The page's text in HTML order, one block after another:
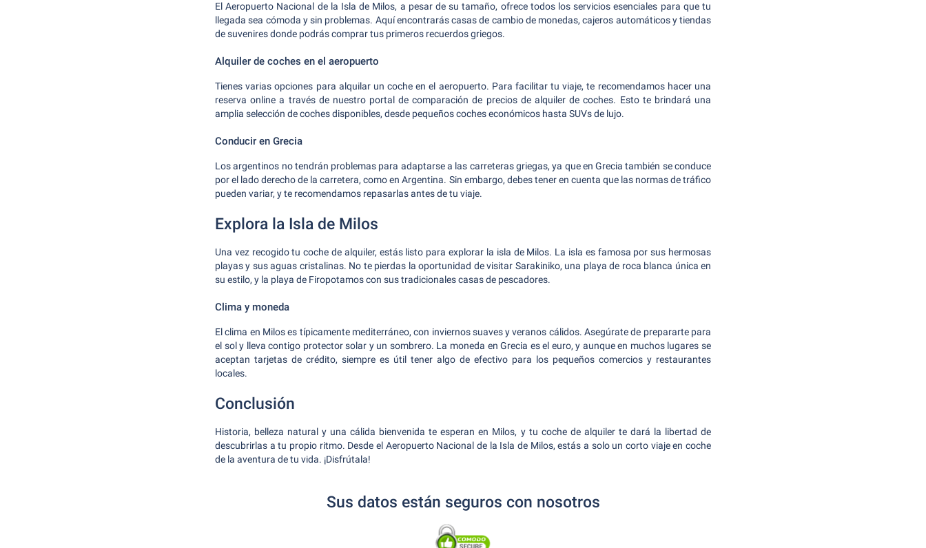
El Aeropuerto Nacional de la Isla de Milos, a pesar de su tamaño, ofrece todos los servicios esenciales para que tu
llegada sea cómoda y sin problemas. Aquí encontrarás casas de cambio de monedas, cajeros automáticos y tiendas
de suvenires donde podrás comprar tus primeros recuerdos griegos.
Alquiler de coches en el aeropuerto
Tienes varias opciones para alquilar un coche en el aeropuerto. Para facilitar tu viaje, te recomendamos hacer una
reserva online a través de nuestro portal de comparación de precios de alquiler de coches. Esto te brindará una
amplia selección de coches disponibles, desde pequeños coches económicos hasta SUVs de lujo.
Conducir en Grecia
Los argentinos no tendrán problemas para adaptarse a las carreteras griegas, ya que en Grecia también se conduce
por el lado derecho de la carretera, como en Argentina. Sin embargo, debes tener en cuenta que las normas de tráfico
pueden variar, y te recomendamos repasarlas antes de tu viaje.
Explora la Isla de Milos
Una vez recogido tu coche de alquiler, estás listo para explorar la isla de Milos. La isla es famosa por sus hermosas
playas y sus aguas cristalinas. No te pierdas la oportunidad de visitar Sarakiniko, una playa de roca blanca única en
su estilo, y la playa de Firopotamos con sus tradicionales casas de pescadores.
Clima y moneda
El clima en Milos es típicamente mediterráneo, con inviernos suaves y veranos cálidos. Asegúrate de prepararte para
el sol y lleva contigo protector solar y un sombrero. La moneda en Grecia es el euro, y aunque en muchos lugares se
aceptan tarjetas de crédito, siempre es útil tener algo de efectivo para los pequeños comercios y restaurantes
locales.
Conclusión
Historia, belleza natural y una cálida bienvenida te esperan en Milos, y tu coche de alquiler te dará la libertad de
descubrirlas a tu propio ritmo. Desde el Aeropuerto Nacional de la Isla de Milos, estás a solo un corto viaje en coche
de la aventura de tu vida. ¡Disfrútala!
Sus datos están seguros con nosotros